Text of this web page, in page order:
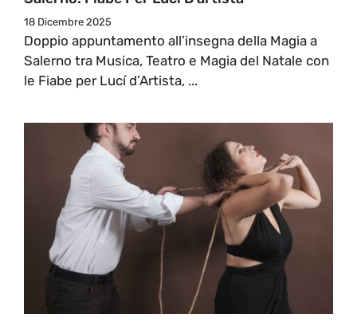
18 Dicembre 2025
Doppio appuntamento all’insegna della Magia a
Salerno tra Musica, Teatro e Magia del Natale con
le Fiabe per Lucí d’Artista, ...